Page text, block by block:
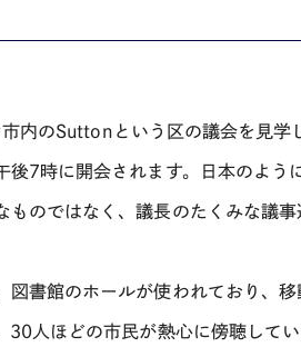
内のSuttonという区の議会を見学
7時に開会されます。日本のよう
のではなく、議長のたくみな議
書館のホールが使われており、
人ほどの市民が熱心に傍聴してい